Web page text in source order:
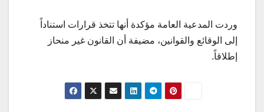
وردت المدعية العامة مؤكدة أنها تتخذ قرارات استناداً
إلى الوقائع والقوانين، مضيفة أن القانون غير منحاز
إطلاقاً.